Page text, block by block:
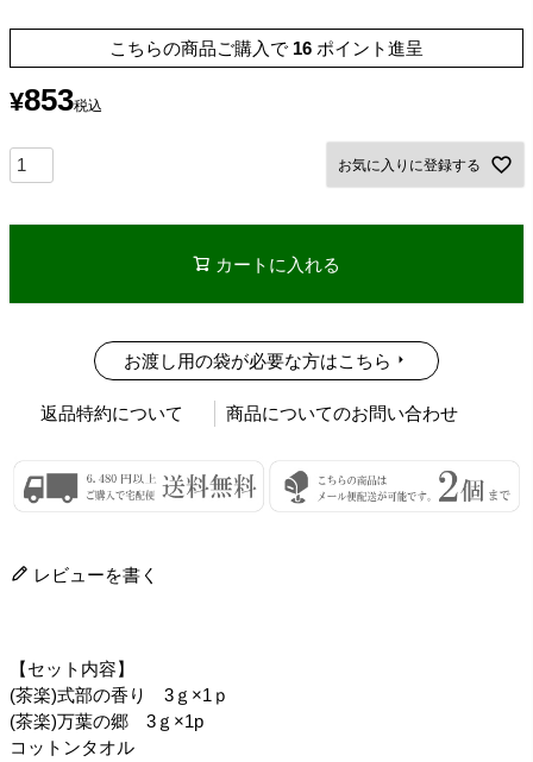
こちらの商品ご購入で 16 ポイント進呈
¥853税込
お気に入りに登録する
カートに入れる
お渡し用の袋が必要な方はこちら
返品特約について 商品についてのお問い合わせ
レビューを書く
【セット内容】
(茶楽)式部の香り 3ｇ×1ｐ
(茶楽)万葉の郷 3ｇ×1p
コットンタオル